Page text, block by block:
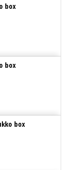
box
box
box